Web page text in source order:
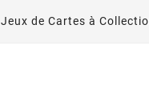
Jeux de Cartes à